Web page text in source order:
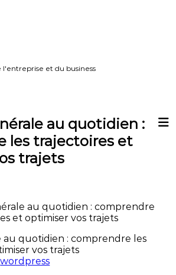
et du business
au quotidien :
les trajectoires et
trajets
au quotidien : comprendre
et optimiser vos trajets
au quotidien : comprendre les
vos trajets
wordpress